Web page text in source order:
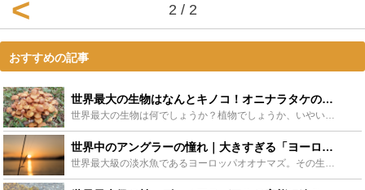
2 / 2
おすすめの記事
世界最大の生物はなんとキノコ！オニナラタケの巨大さとその生態をご紹介 - Leisurego(レジャーゴー)
世界最大の生物は何でしょうか？植物でしょうか、いやいや動物でしょう！と考えますよね。実は最大の生物はキノコの一種「オニナラタケ」です。なぜオニナラタケが世界『最大』の生物なのでしょうか？この記事では...
世界中のアングラーの憧れ｜大きすぎる「ヨーロッパオオナマズ」の生態は？ - Leisurego(レジャーゴー)
世界最大級の淡水魚であるヨーロッパオオナマズ。その生態は最大３～４メートルに上り、ハトや小型犬なら丸呑みにする獰猛さを持ち合わせています。一方で世界中のアングラ―に愛されるゲームフィッシュとして人気...